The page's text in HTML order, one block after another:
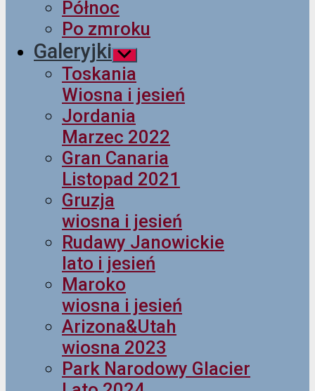
Północ
Po zmroku
Galeryjki Pokaż
podmenu
Toskania
Wiosna i jesień
Jordania
Marzec 2022
Gran Canaria
Listopad 2021
Gruzja
wiosna i jesień
Rudawy Janowickie
lato i jesień
Maroko
wiosna i jesień
Arizona&Utah
wiosna 2023
Park Narodowy Glacier